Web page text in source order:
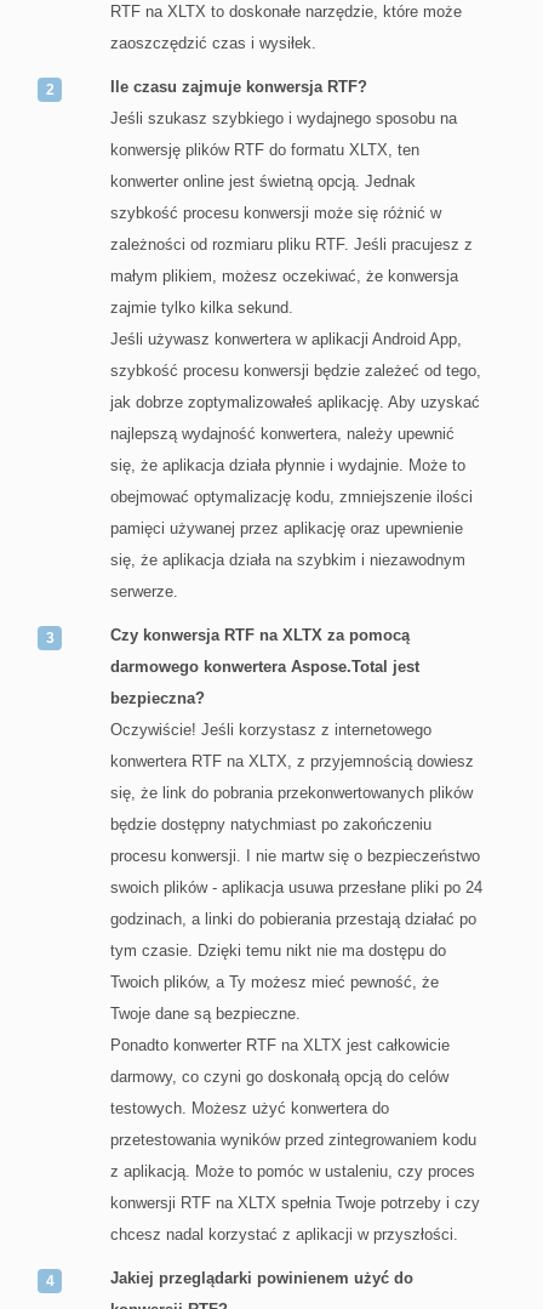
RTF na XLTX to doskonałe narzędzie, które może
zaoszczędzić czas i wysiłek.
Ile czasu zajmuje konwersja RTF?
Jeśli szukasz szybkiego i wydajnego sposobu na
konwersję plików RTF do formatu XLTX, ten
konwerter online jest świetną opcją. Jednak
szybkość procesu konwersji może się różnić w
zależności od rozmiaru pliku RTF. Jeśli pracujesz z
małym plikiem, możesz oczekiwać, że konwersja
zajmie tylko kilka sekund.
Jeśli używasz konwertera w aplikacji Android App,
szybkość procesu konwersji będzie zależeć od tego,
jak dobrze zoptymalizowałeś aplikację. Aby uzyskać
najlepszą wydajność konwertera, należy upewnić
się, że aplikacja działa płynnie i wydajnie. Może to
obejmować optymalizację kodu, zmniejszenie ilości
pamięci używanej przez aplikację oraz upewnienie
się, że aplikacja działa na szybkim i niezawodnym
serwerze.
Czy konwersja RTF na XLTX za pomocą
darmowego konwertera Aspose.Total jest
bezpieczna?
Oczywiście! Jeśli korzystasz z internetowego
konwertera RTF na XLTX, z przyjemnością dowiesz
się, że link do pobrania przekonwertowanych plików
będzie dostępny natychmiast po zakończeniu
procesu konwersji. I nie martw się o bezpieczeństwo
swoich plików - aplikacja usuwa przesłane pliki po 24
godzinach, a linki do pobierania przestają działać po
tym czasie. Dzięki temu nikt nie ma dostępu do
Twoich plików, a Ty możesz mieć pewność, że
Twoje dane są bezpieczne.
Ponadto konwerter RTF na XLTX jest całkowicie
darmowy, co czyni go doskonałą opcją do celów
testowych. Możesz użyć konwertera do
przetestowania wyników przed zintegrowaniem kodu
z aplikacją. Może to pomóc w ustaleniu, czy proces
konwersji RTF na XLTX spełnia Twoje potrzeby i czy
chcesz nadal korzystać z aplikacji w przyszłości.
Jakiej przeglądarki powinienem użyć do